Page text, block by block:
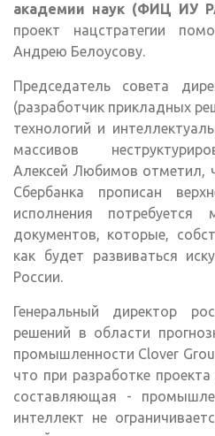
академии наук (ФИЦ ИУ
проект нацстратегии
Андрею Белоусову.
Председатель совета
(разработчик прикладных
технологий и
массивов
Алексей Любимов отметил,
Сбербанка прописан
исполнения потребуется
документов, которые,
как будет развиваться
России.
Генеральный директор
решений в области
промышленности Clover
что при разработке
составляющая -
интеллект не